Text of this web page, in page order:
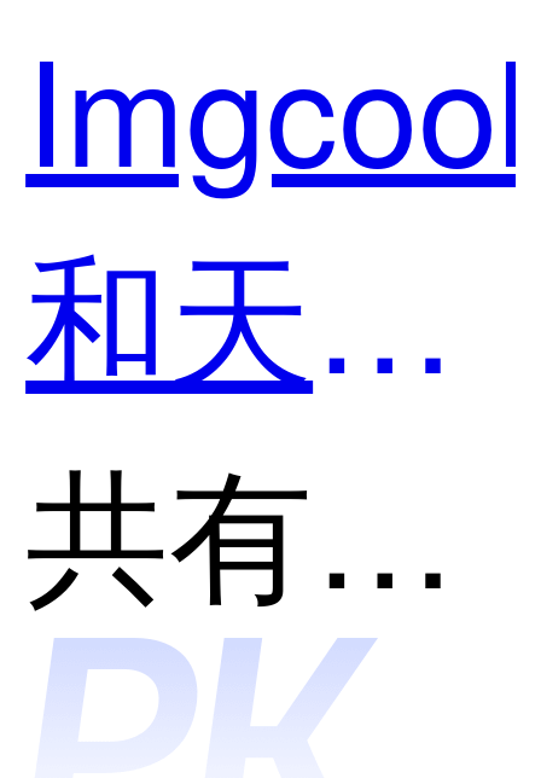
哪个好
用？
和天工
智码共有分类：开发者工具